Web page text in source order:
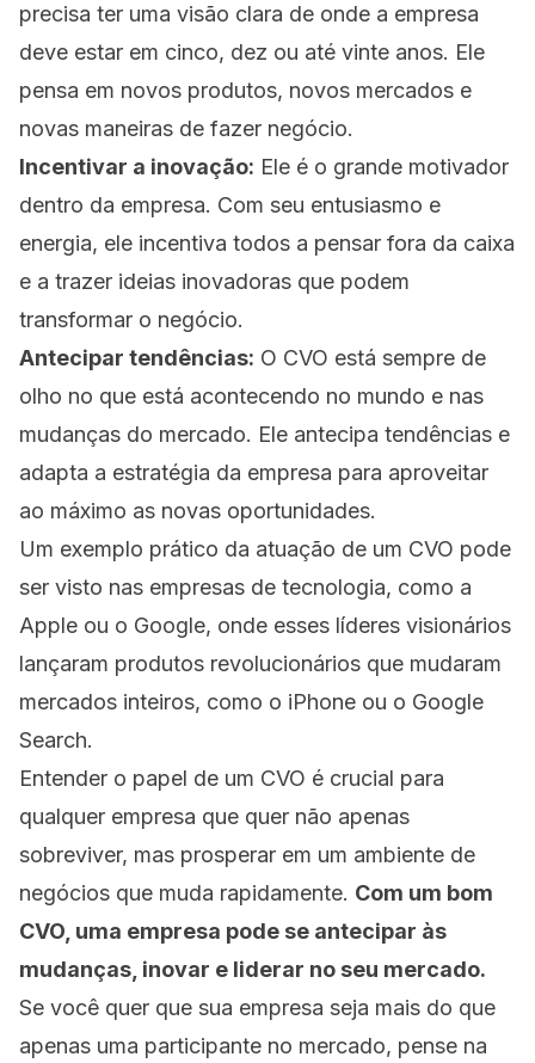
precisa ter uma visão clara de onde a empresa
deve estar em cinco, dez ou até vinte anos. Ele
pensa em novos produtos, novos mercados e
novas maneiras de fazer negócio.
Incentivar a inovação: Ele é o grande motivador
dentro da empresa. Com seu entusiasmo e
energia, ele incentiva todos a pensar fora da caixa
e a trazer ideias inovadoras que podem
transformar o negócio.
Antecipar tendências: O CVO está sempre de
olho no que está acontecendo no mundo e nas
mudanças do mercado. Ele antecipa tendências e
adapta a estratégia da empresa para aproveitar
ao máximo as novas oportunidades.
Um exemplo prático da atuação de um CVO pode
ser visto nas empresas de tecnologia, como a
Apple ou o Google, onde esses líderes visionários
lançaram produtos revolucionários que mudaram
mercados inteiros, como o iPhone ou o Google
Search.
Entender o papel de um CVO é crucial para
qualquer empresa que quer não apenas
sobreviver, mas prosperar em um ambiente de
negócios que muda rapidamente. Com um bom
CVO, uma empresa pode se antecipar às
mudanças, inovar e liderar no seu mercado.
Se você quer que sua empresa seja mais do que
apenas uma participante no mercado, pense na